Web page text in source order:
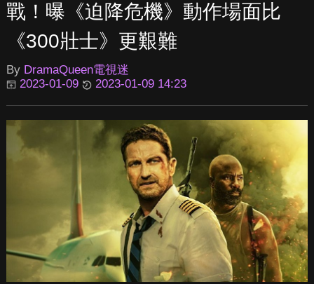
戰！曝《迫降危機》動作場面比
《300壯士》更艱難
By DramaQueen電視迷
2023-01-09
2023-01-09 14:23